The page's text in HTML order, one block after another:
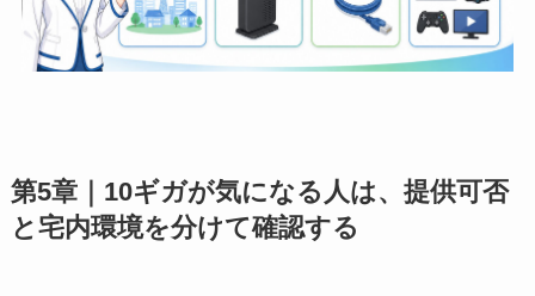
第5章｜10ギガが気になる人は、提供可否
と宅内環境を分けて確認する